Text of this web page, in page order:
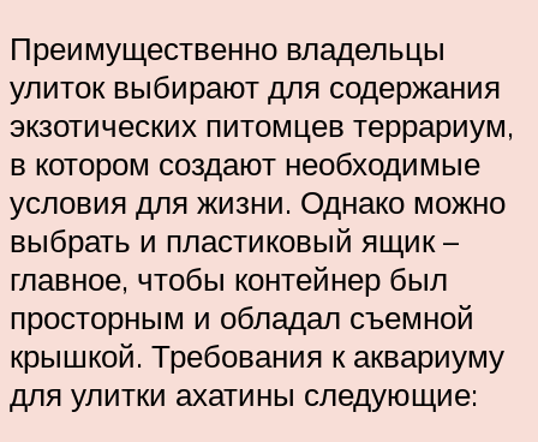
Преимущественно владельцы
улиток выбирают для содержания
экзотических питомцев террариум,
в котором создают необходимые
условия для жизни. Однако можно
выбрать и пластиковый ящик –
главное, чтобы контейнер был
просторным и обладал съемной
крышкой. Требования к аквариуму
для улитки ахатины следующие: